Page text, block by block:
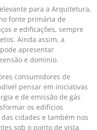
para a Arquitetura,
fonte primária de
e edificações, sempre
Ainda assim, a
apresentar
e domínio.
consumidores de
pensar em iniciativas
e de emissão de gás
os edifícios
cidades e também nos
sob o ponto de vista